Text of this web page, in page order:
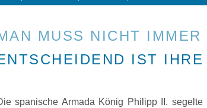
MUSS NICHT
IST
spanische Armada König Philipp II.